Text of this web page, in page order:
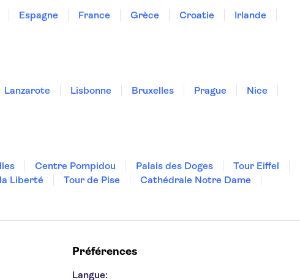
Espagne France Grèce Croatie
Irlande
Lanzarote Lisbonne Bruxelles Prague
Nice
Centre Pompidou Palais des Doges
Tour Eiffel
Liberté Tour de Pise
Cathédrale Notre Dame
Préférences
Langue: